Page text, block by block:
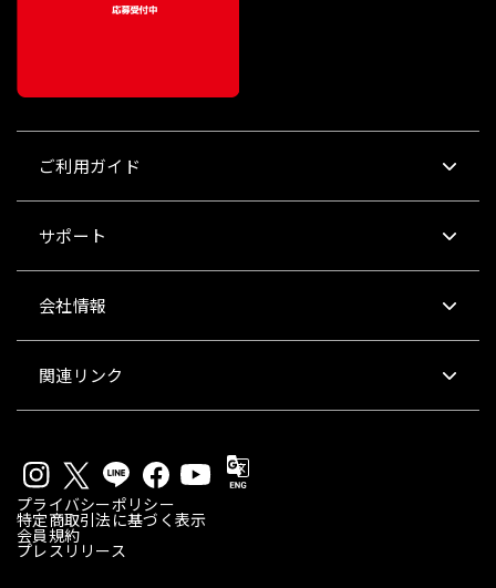
ご利用ガイド
サポート
会社情報
関連リンク
プライバシーポリシー
特定商取引法に基づく表示
会員規約
プレスリリース